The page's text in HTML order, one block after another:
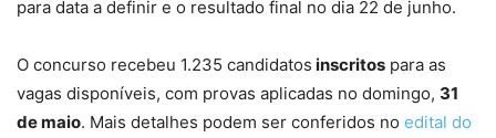
para data a definir e o resultado final no dia 22 de junho.
O concurso recebeu 1.235 candidatos inscritos para as
vagas disponíveis, com provas aplicadas no domingo, 31
de maio. Mais detalhes podem ser conferidos no edital do